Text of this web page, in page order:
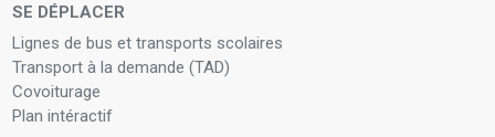
SE DÉPLACER
Lignes de bus et transports scolaires
Transport à la demande (TAD)
Covoiturage
Plan intéractif